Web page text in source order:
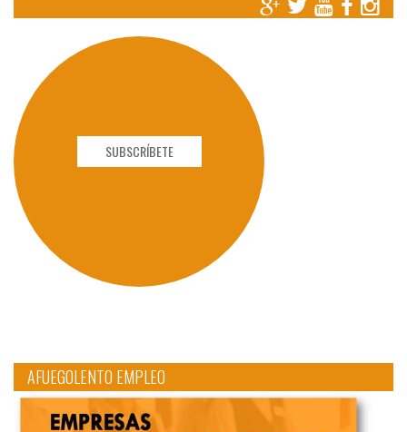
SUBSCRÍBETE
AFUEGOLENTO EMPLEO